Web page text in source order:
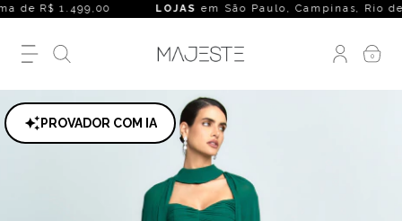
de R$ 1.499,00 LOJASem São Paulo, Campinas, Rio de
0
PROVADOR COM IA